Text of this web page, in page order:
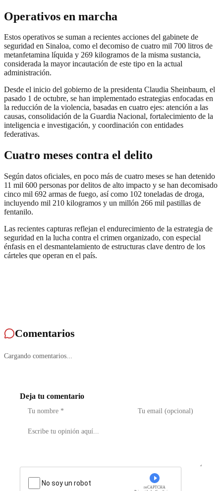
Operativos en marcha
Estos operativos se suman a recientes acciones del gabinete de
seguridad en Sinaloa, como el decomiso de cuatro mil 700 litros de
metanfetamina líquida y 269 kilogramos de la misma sustancia,
considerada la mayor incautación de este tipo en la actual
administración.
Desde el inicio del gobierno de la presidenta Claudia Sheinbaum, el
pasado 1 de octubre, se han implementado estrategias enfocadas en
la reducción de la violencia, basadas en cuatro ejes: atención a las
causas, consolidación de la Guardia Nacional, fortalecimiento de la
inteligencia e investigación, y coordinación con entidades
federativas.
Cuatro meses contra el delito
Según datos oficiales, en poco más de cuatro meses se han detenido
11 mil 600 personas por delitos de alto impacto y se han decomisado
cinco mil 692 armas de fuego, así como 102 toneladas de droga,
incluyendo mil 210 kilogramos y un millón 266 mil pastillas de
fentanilo.
Las recientes capturas reflejan el endurecimiento de la estrategia de
seguridad en la lucha contra el crimen organizado, con especial
énfasis en el desmantelamiento de estructuras clave dentro de los
cárteles que operan en el país.
Comentarios
Cargando comentarios...
Deja tu comentario
No soy un robot
reCAPTCHA